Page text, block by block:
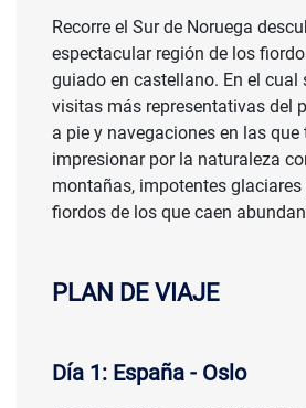
Recorre el Sur de Noruega
espectacular región de los
guiado en castellano. En el cual
visitas más representativas del
a pie y navegaciones en las que
impresionar por la naturaleza
montañas, impotentes
fiordos de los que caen
PLAN DE VIAJE
Día 1: España - Oslo